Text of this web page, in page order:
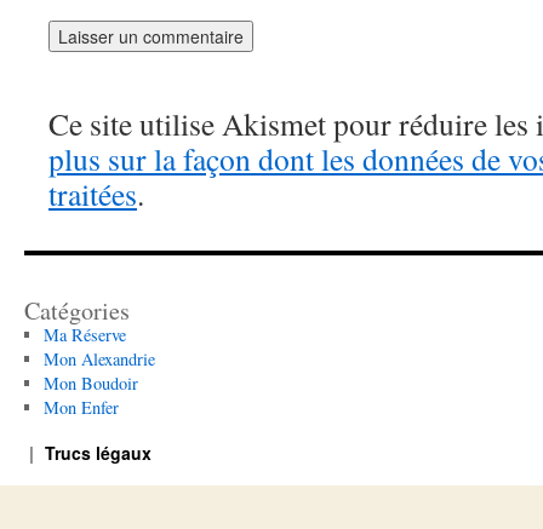
Ce site utilise Akismet pour réduire les
plus sur la façon dont les données de
traitées.
Catégories
Ma Réserve
Mon Alexandrie
Mon Boudoir
Mon Enfer
Trucs légaux